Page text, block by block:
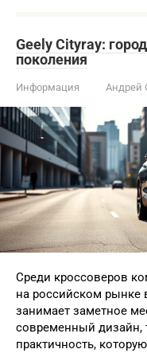
Geely Cityray:
поколения
Информация Андрей
Среди кроссоверов
на российском рынке
занимает заметное
современный дизайн,
практичность,